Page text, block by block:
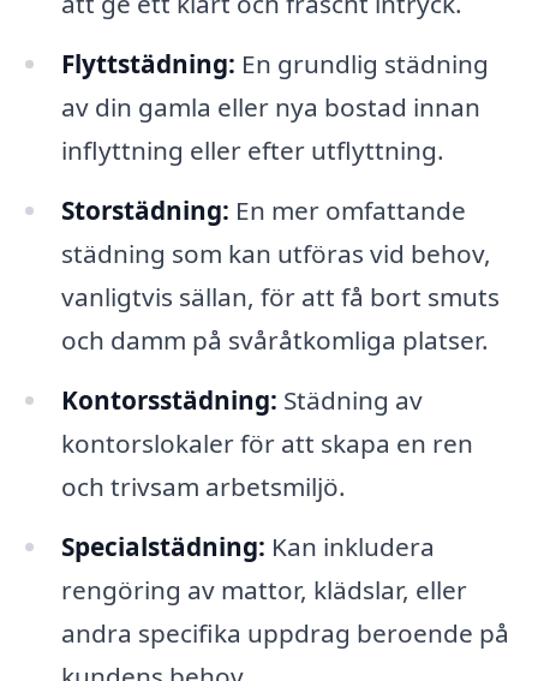
Flyttstädning: En grundlig städning
av din gamla eller nya bostad innan
inflyttning eller efter utflyttning.
Storstädning: En mer omfattande
städning som kan utföras vid behov,
vanligtvis sällan, för att få bort smuts
och damm på svåråtkomliga platser.
Kontorsstädning: Städning av
kontorslokaler för att skapa en ren
och trivsam arbetsmiljö.
Specialstädning: Kan inkludera
rengöring av mattor, klädslar, eller
andra specifika uppdrag beroende på